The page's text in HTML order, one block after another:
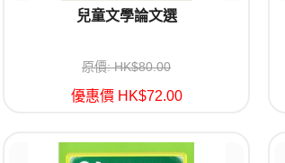
兒童文學論文選
原價: HK$80.00
優惠價 HK$72.00